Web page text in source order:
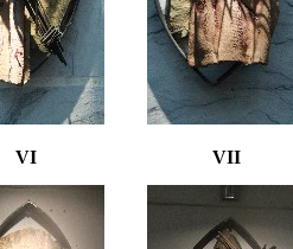
VI VII